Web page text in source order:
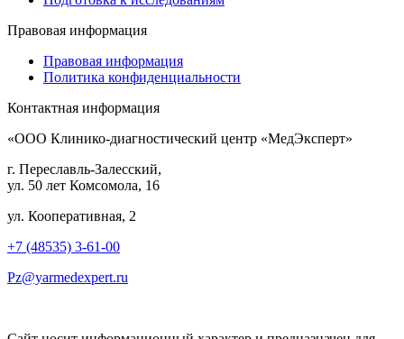
Правовая информация
Правовая информация
Политика конфиденциальности
Контактная информация
«ООО Клинико-диагностический центр «МедЭксперт»
г. Переславль-Залесский,
ул. 50 лет Комсомола, 16
ул. Кооперативная, 2
+7 (48535) 3-61-00
Pz@yarmedexpert.ru